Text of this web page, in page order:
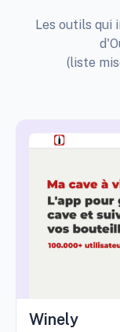
Les outils qui
(liste
Winely